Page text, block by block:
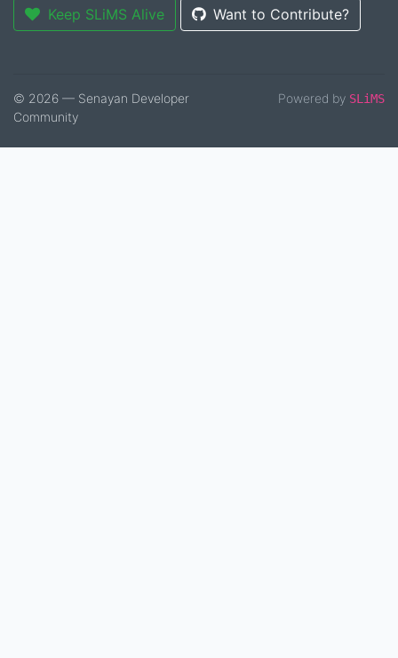
Keep SLiMS Alive Want to Contribute?
© 2026 — Senayan Developer
Community
Powered by SLiMS